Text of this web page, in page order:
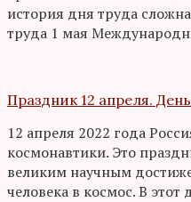
история дня труда
труда 1 мая
Праздник 12 апреля.
12 апреля 2022 года
космонавтики. Это
великим научным
человека в космос. В этот